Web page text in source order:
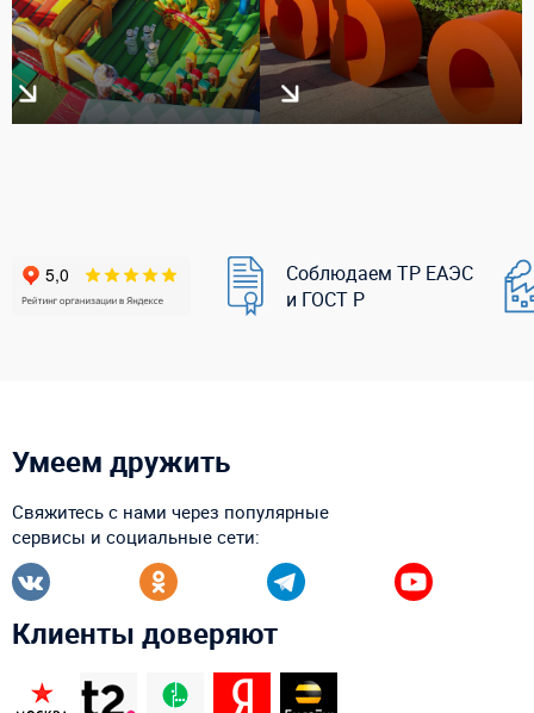
Соблюдаем ТР ЕАЭС
и ГОСТ Р
Умеем дружить
Свяжитесь с нами через популярные
сервисы и социальные сети:
Клиенты доверяют